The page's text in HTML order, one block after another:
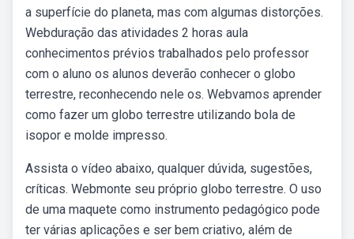
a superfície do planeta, mas com algumas distorções.
Webduração das atividades 2 horas aula
conhecimentos prévios trabalhados pelo professor
com o aluno os alunos deverão conhecer o globo
terrestre, reconhecendo nele os. Webvamos aprender
como fazer um globo terrestre utilizando bola de
isopor e molde impresso.
Assista o vídeo abaixo, qualquer dúvida, sugestões,
críticas. Webmonte seu próprio globo terrestre. O uso
de uma maquete como instrumento pedagógico pode
ter várias aplicações e ser bem criativo, além de